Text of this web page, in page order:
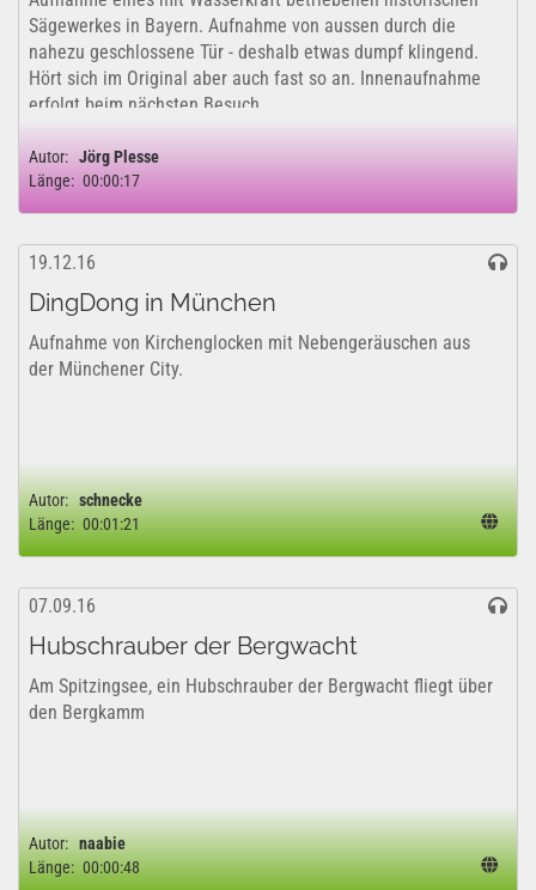
Sägewerkes in Bayern. Aufnahme von aussen durch die
nahezu geschlossene Tür - deshalb etwas dumpf klingend.
Hört sich im Original aber auch fast so an. Innenaufnahme
erfolgt beim nächsten Besuch.
Autor: Jörg Plesse
Länge: 00:00:17
19.12.16
DingDong in München
Aufnahme von Kirchenglocken mit Nebengeräuschen aus
der Münchener City.
Autor: schnecke
Länge: 00:01:21
07.09.16
Hubschrauber der Bergwacht
Am Spitzingsee, ein Hubschrauber der Bergwacht fliegt über
den Bergkamm
Autor: naabie
Länge: 00:00:48